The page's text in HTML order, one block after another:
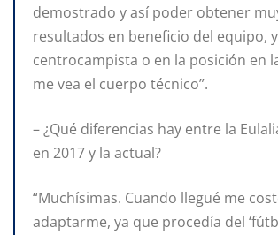
demostrado y así poder obtener
resultados en beneficio del equipo,
centrocampista o en la posición en
me vea el cuerpo técnico”.
– ¿Qué diferencias hay entre la
en 2017 y la actual?
“Muchísimas. Cuando llegué me
adaptarme, ya que procedía del